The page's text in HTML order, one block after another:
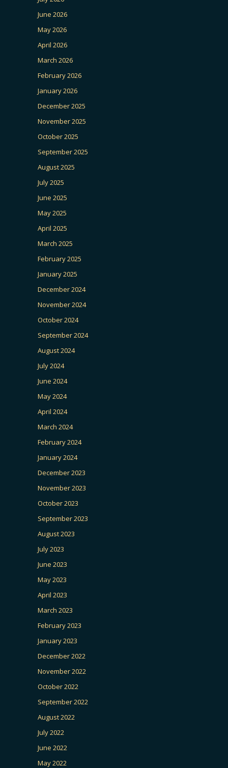
June 2026
May 2026
April 2026
March 2026
February 2026
January 2026
December 2025
November 2025
October 2025
September 2025
August 2025
July 2025
June 2025
May 2025
April 2025
March 2025
February 2025
January 2025
December 2024
November 2024
October 2024
September 2024
August 2024
July 2024
June 2024
May 2024
April 2024
March 2024
February 2024
January 2024
December 2023
November 2023
October 2023
September 2023
August 2023
July 2023
June 2023
May 2023
April 2023
March 2023
February 2023
January 2023
December 2022
November 2022
October 2022
September 2022
August 2022
July 2022
June 2022
May 2022